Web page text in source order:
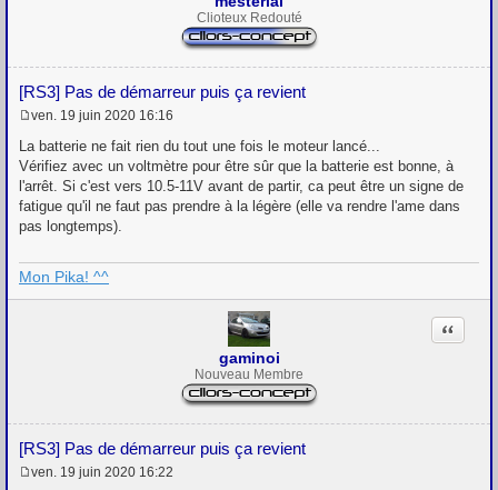
Clioteux Redouté
[RS3] Pas de démarreur puis ça revient
e
s
s
a
g
e
ven. 19 juin 2020 16:16
La batterie ne fait rien du tout une fois le moteur lancé...
Vérifiez avec un voltmètre pour être sûr que la batterie est bonne, à
l'arrêt. Si c'est vers 10.5-11V avant de partir, ca peut être un signe de
fatigue qu'il ne faut pas prendre à la légère (elle va rendre l'ame dans
pas longtemps).
Mon Pika! ^^
gaminoi
Nouveau Membre
[RS3] Pas de démarreur puis ça revient
Citation
ven. 19 juin 2020 16:22